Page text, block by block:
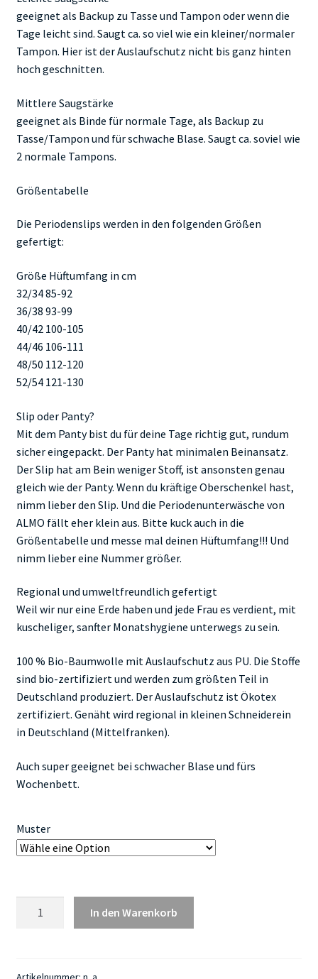
geeignet als Backup zu Tasse und Tampon oder wenn die
Tage leicht sind. Saugt ca. so viel wie ein kleiner/normaler
Tampon. Hier ist der Auslaufschutz nicht bis ganz hinten
hoch geschnitten.
Mittlere Saugstärke
geeignet als Binde für normale Tage, als Backup zu
Tasse/Tampon und für schwache Blase. Saugt ca. soviel wie
2 normale Tampons.
Größentabelle
Die Periodenslips werden in den folgenden Größen
gefertigt:
Größe Hüftumfang in cm
32/34 85-92
36/38 93-99
40/42 100-105
44/46 106-111
48/50 112-120
52/54 121-130
Slip oder Panty?
Mit dem Panty bist du für deine Tage richtig gut, rundum
sicher eingepackt. Der Panty hat minimalen Beinansatz.
Der Slip hat am Bein weniger Stoff, ist ansonsten genau
gleich wie der Panty. Wenn du kräftige Oberschenkel hast,
nimm lieber den Slip. Und die Periodenunterwäsche von
ALMO fällt eher klein aus. Bitte kuck auch in die
Größentabelle und messe mal deinen Hüftumfang!!! Und
nimm lieber eine Nummer größer.
Regional und umweltfreundlich gefertigt
Weil wir nur eine Erde haben und jede Frau es verdient, mit
kuscheliger, sanfter Monatshygiene unterwegs zu sein.
100 % Bio-Baumwolle mit Auslaufschutz aus PU. Die Stoffe
sind bio-zertifiziert und werden zum größten Teil in
Deutschland produziert. Der Auslaufschutz ist Ökotex
zertifiziert. Genäht wird regional in kleinen Schneiderein
in Deutschland (Mittelfranken).
Auch super geeignet bei schwacher Blase und fürs
Wochenbett.
Muster
In den Warenkorb